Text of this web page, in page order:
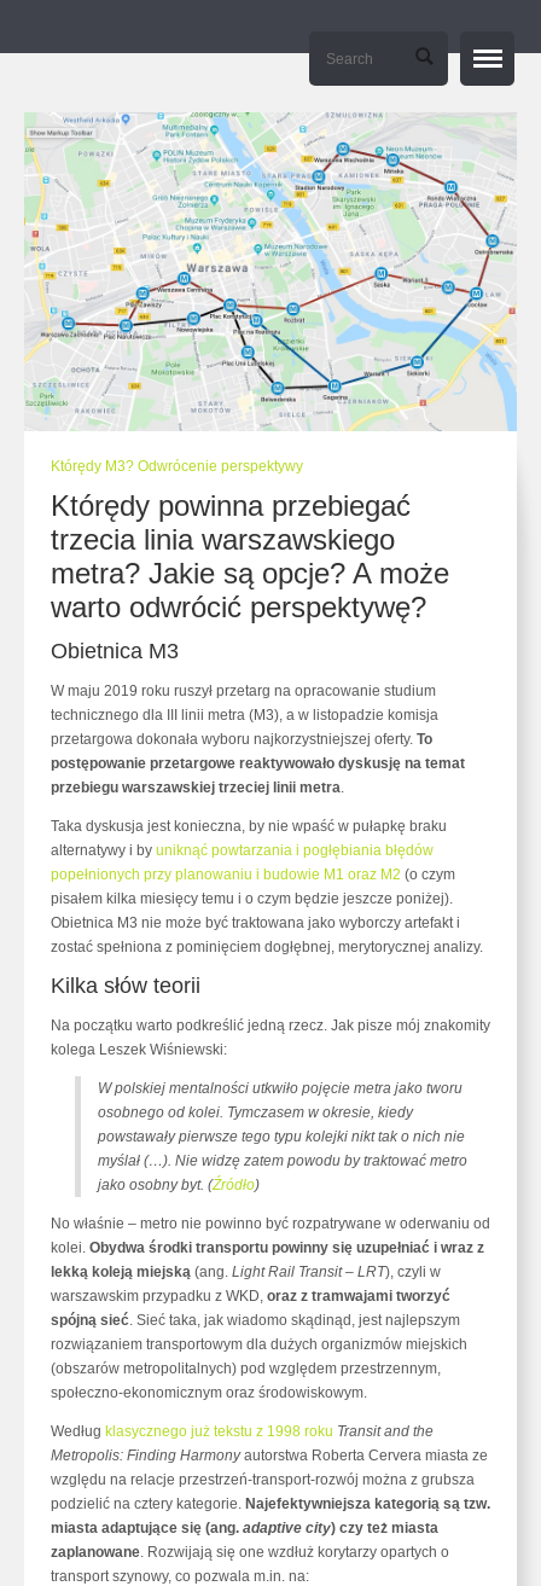
Strona główna / Home
O mnie / About me
Manifesto
E-learning – tierramedia.eu
Kontakt / Contact
Którędy M3? Odwrócenie perspektywy
Którędy powinna przebiegać
trzecia linia warszawskiego
metra? Jakie są opcje? A może
warto odwrócić perspektywę?
Obietnica M3
W maju 2019 roku ruszył przetarg na opracowanie studium
technicznego dla III linii metra (M3), a w listopadzie komisja
przetargowa dokonała wyboru najkorzystniejszej oferty. To
postępowanie przetargowe reaktywowało dyskusję na temat
przebiegu warszawskiej trzeciej linii metra.
Taka dyskusja jest konieczna, by nie wpaść w pułapkę braku
alternatywy i by uniknąć powtarzania i pogłębiania błędów
popełnionych przy planowaniu i budowie M1 oraz M2 (o czym
pisałem kilka miesięcy temu i o czym będzie jeszcze poniżej).
Obietnica M3 nie może być traktowana jako wyborczy artefakt i
zostać spełniona z pominięciem dogłębnej, merytorycznej analizy.
Kilka słów teorii
Na początku warto podkreślić jedną rzecz. Jak pisze mój znakomity
kolega Leszek Wiśniewski:
W polskiej mentalności utkwiło pojęcie metra jako tworu
osobnego od kolei. Tymczasem w okresie, kiedy
powstawały pierwsze tego typu kolejki nikt tak o nich nie
myślał (…). Nie widzę zatem powodu by traktować metro
jako osobny byt. (Źródło)
No właśnie – metro nie powinno być rozpatrywane w oderwaniu od
kolei. Obydwa środki transportu powinny się uzupełniać i wraz z
lekką koleją miejską (ang. Light Rail Transit – LRT), czyli w
warszawskim przypadku z WKD, oraz z tramwajami tworzyć
spójną sieć. Sieć taka, jak wiadomo skądinąd, jest najlepszym
rozwiązaniem transportowym dla dużych organizmów miejskich
(obszarów metropolitalnych) pod względem przestrzennym,
społeczno-ekonomicznym oraz środowiskowym.
Według klasycznego już tekstu z 1998 roku Transit and the
Metropolis: Finding Harmonyautorstwa Roberta Cervera miasta ze
względu na relacje przestrzeń-transport-rozwój można z grubsza
podzielić na cztery kategorie. Najefektywniejsza kategorią są tzw.
miasta adaptujące się (ang. adaptive city) czy też miasta
zaplanowane. Rozwijają się one wzdłuż korytarzy opartych o
transport szynowy, co pozwala m.in. na: